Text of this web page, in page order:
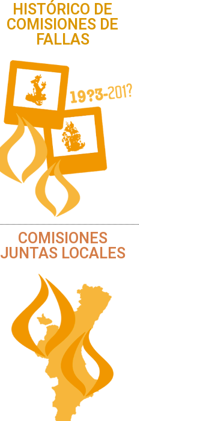
HISTÓRICO DE
COMISIONES DE
FALLAS
COMISIONES
JUNTAS LOCALES